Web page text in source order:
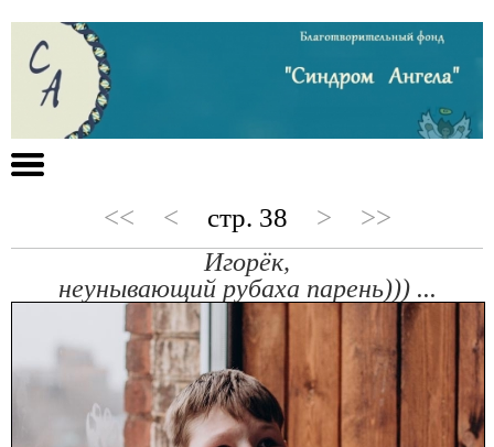
<< < стр. 38 > >>
Игорёк,
неунывающий рубаха парень))) ...